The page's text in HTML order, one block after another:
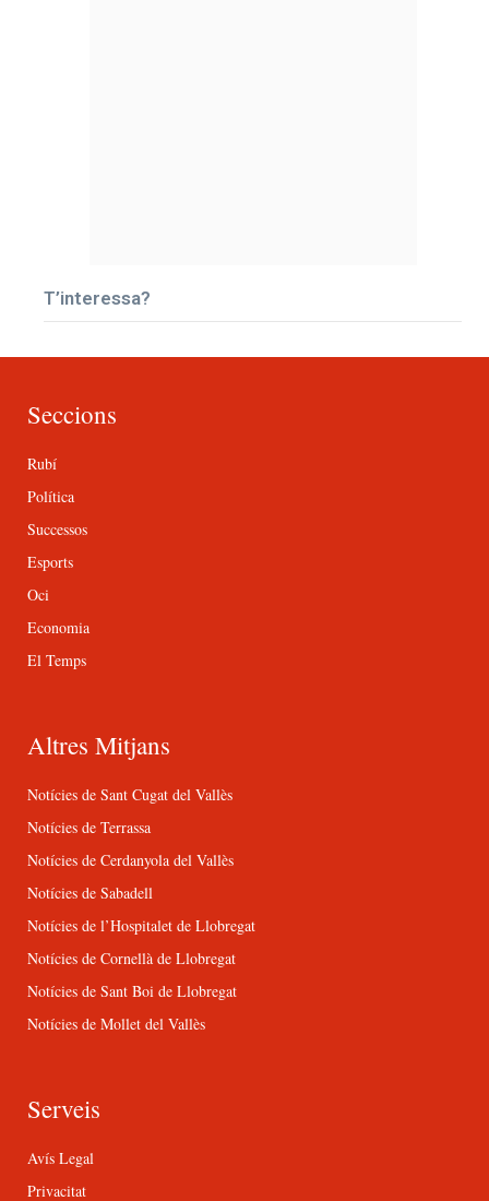
T’interessa?
Seccions
Rubí
Política
Successos
Esports
Oci
Economia
El Temps
Altres Mitjans
Notícies de Sant Cugat del Vallès
Notícies de Terrassa
Notícies de Cerdanyola del Vallès
Notícies de Sabadell
Notícies de l’Hospitalet de Llobregat
Notícies de Cornellà de Llobregat
Notícies de Sant Boi de Llobregat
Notícies de Mollet del Vallès
Serveis
Avís Legal
Privacitat